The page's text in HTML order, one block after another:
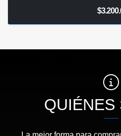
QUIÉNES